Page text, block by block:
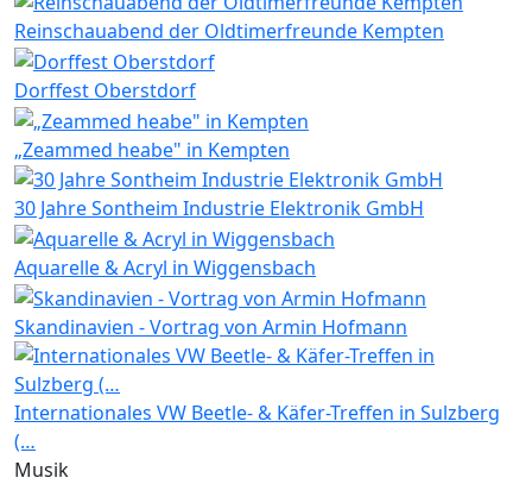
Reinschauabend der Oldtimerfreunde Kempten
Dorffest Oberstdorf
„Zeammed heabe" in Kempten
30 Jahre Sontheim Industrie Elektronik GmbH
Aquarelle & Acryl in Wiggensbach
Skandinavien - Vortrag von Armin Hofmann
Internationales VW Beetle- & Käfer-Treffen in Sulzberg
(…
Musik